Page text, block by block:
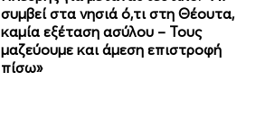
συμβεί στα νησιά ό,τι στη Θέουτα,
καμία εξέταση ασύλου – Τους
μαζεύουμε και άμεση επιστροφή
πίσω»